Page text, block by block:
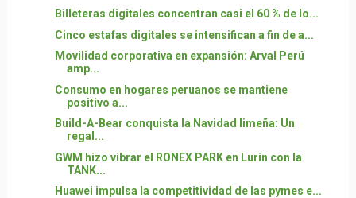
Billeteras digitales concentran casi el 60 % de lo...
Cinco estafas digitales se intensifican a fin de a...
Movilidad corporativa en expansión: Arval Perú
amp...
Consumo en hogares peruanos se mantiene
positivo a...
Build-A-Bear conquista la Navidad limeña: Un
regal...
GWM hizo vibrar el RONEX PARK en Lurín con la
TANK...
Huawei impulsa la competitividad de las pymes e...